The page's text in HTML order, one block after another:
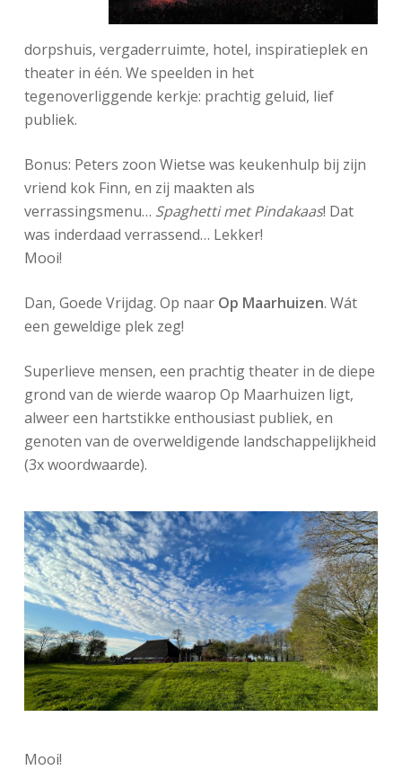
dorpshuis, vergaderruimte, hotel, inspiratieplek en
theater in één. We speelden in het
tegenoverliggende kerkje: prachtig geluid, lief
publiek.
Bonus: Peters zoon Wietse was keukenhulp bij zijn
vriend kok Finn, en zij maakten als
verrassingsmenu… Spaghetti met Pindakaas! Dat
was inderdaad verrassend… Lekker!
Mooi!
Dan, Goede Vrijdag. Op naar Op Maarhuizen. Wát
een geweldige plek zeg!
Superlieve mensen, een prachtig theater in de diepe
grond van de wierde waarop Op Maarhuizen ligt,
alweer een hartstikke enthousiast publiek, en
genoten van de overweldigende landschappelijkheid
(3x woordwaarde).
Mooi!